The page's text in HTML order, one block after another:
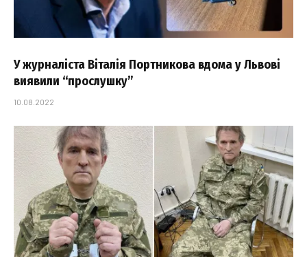
У журналіста Віталія Портникова вдома у Львові
виявили “прослушку”
10.08.2022